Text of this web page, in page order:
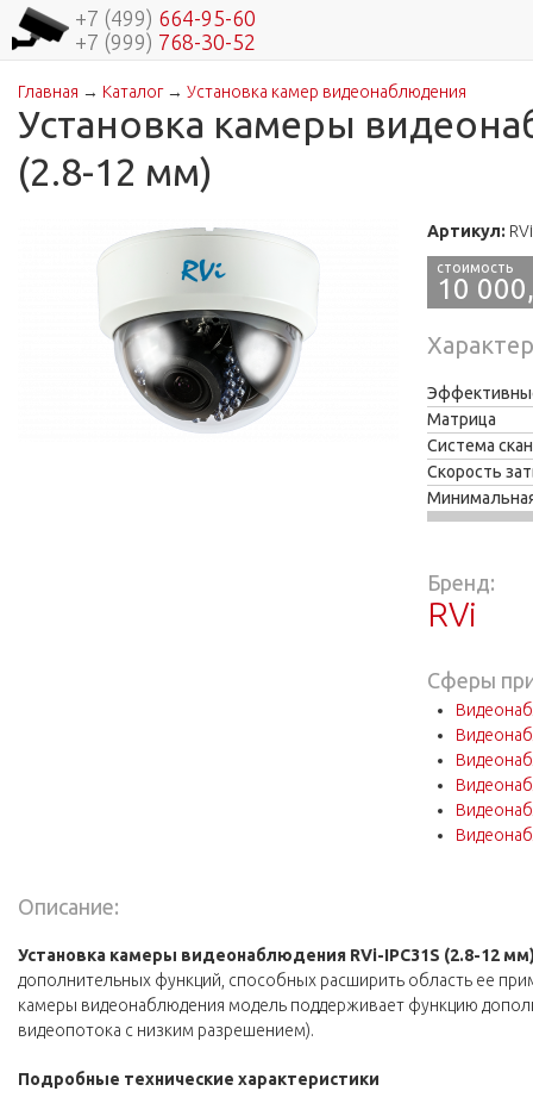
+7 (499) 664-95-60
+7 (999) 768-30-52
Вы здесь
Главная → Каталог→ Установка камер видеонаблюдения
Установка камеры
(2.8-12 мм)
Артикул:
10
Матрица
Система
Скорость
Бренд:
RVi
Сферы
Описание:
Установка камеры видеонаблюдения RVi-IPC31S (2.8-12
дополнительных функций, способных расширить область ее
камеры видеонаблюдения модель поддерживает функцию
видеопотока с низким разрешением).
Подробные технические характеристики